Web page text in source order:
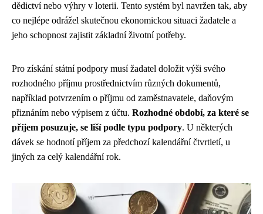
dědictví nebo výhry v loterii. Tento systém byl navržen tak, aby
co nejlépe odrážel skutečnou ekonomickou situaci žadatele a
jeho schopnost zajistit základní životní potřeby.
Pro získání státní podpory musí žadatel doložit výši svého
rozhodného příjmu prostřednictvím různých dokumentů,
například potvrzením o příjmu od zaměstnavatele, daňovým
přiznáním nebo výpisem z účtu. Rozhodné období, za které se
příjem posuzuje, se liší podle typu podpory. U některých
dávek se hodnotí příjem za předchozí kalendářní čtvrtletí, u
jiných za celý kalendářní rok.